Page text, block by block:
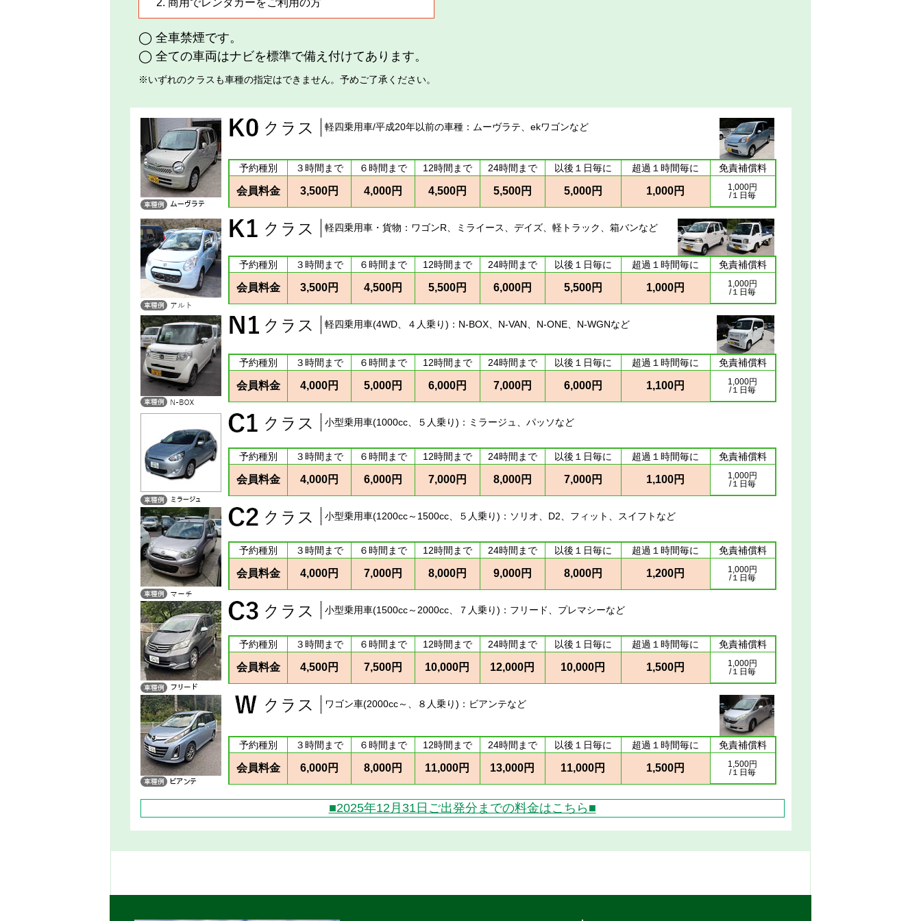
商用でレンタカーをご利用の方
◯ 全車禁煙です。
◯ 全ての車両はナビを標準で備え付けてあります。
※いずれのクラスも車種の指定はできません。予めご了承ください。
軽四乗用車/平成20年以前の車種：ムーヴラテ、ekワゴンなど
予約種別 ３時間まで ６時間まで 12時間まで 24時間まで 以後１日毎に 超過１時間毎に 免責補償料
会員料金 3,500円 4,000円 4,500円 5,500円 5,000円 1,000円
1,000円
/１日毎
軽四乗用車・貨物：ワゴンR、ミライース、デイズ、軽トラック、箱バンなど
予約種別 ３時間まで ６時間まで 12時間まで 24時間まで 以後１日毎に 超過１時間毎に 免責補償料
会員料金 3,500円 4,500円 5,500円 6,000円 5,500円 1,000円
1,000円
/１日毎
軽四乗用車(4WD、４人乗り)：N-BOX、N-VAN、N-ONE、N-WGNなど
予約種別 ３時間まで ６時間まで 12時間まで 24時間まで 以後１日毎に 超過１時間毎に 免責補償料
会員料金 4,000円 5,000円 6,000円 7,000円 6,000円 1,100円
1,000円
/１日毎
小型乗用車(1000cc、５人乗り)：ミラージュ、パッソなど
予約種別 ３時間まで ６時間まで 12時間まで 24時間まで 以後１日毎に 超過１時間毎に 免責補償料
会員料金 4,000円 6,000円 7,000円 8,000円 7,000円 1,100円
1,000円
/１日毎
小型乗用車(1200cc～1500cc、５人乗り)：ソリオ、D2、フィット、スイフトなど
予約種別 ３時間まで ６時間まで 12時間まで 24時間まで 以後１日毎に 超過１時間毎に 免責補償料
会員料金 4,000円 7,000円 8,000円 9,000円 8,000円 1,200円
1,000円
/１日毎
小型乗用車(1500cc～2000cc、７人乗り)：フリード、プレマシーなど
予約種別 ３時間まで ６時間まで 12時間まで 24時間まで 以後１日毎に 超過１時間毎に 免責補償料
会員料金 4,500円 7,500円 10,000円 12,000円 10,000円 1,500円
1,000円
/１日毎
ワゴン車(2000cc～、８人乗り)：ビアンテなど
予約種別 ３時間まで ６時間まで 12時間まで 24時間まで 以後１日毎に 超過１時間毎に 免責補償料
会員料金 6,000円 8,000円 11,000円 13,000円 11,000円 1,500円
1,500円
/１日毎
■2025年12月31日ご出発分までの料金はこちら■